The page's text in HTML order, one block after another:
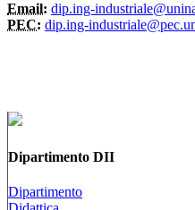
Email: dip.ing-
PEC: dip.ing-
Dipartimento DII
Dipartimento